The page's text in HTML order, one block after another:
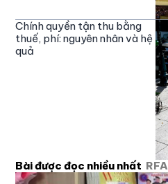
Chính quyền tận thu bằng
thuế, phí: nguyên nhân và hệ
quả
Bài được đọc nhiều nhất RFA